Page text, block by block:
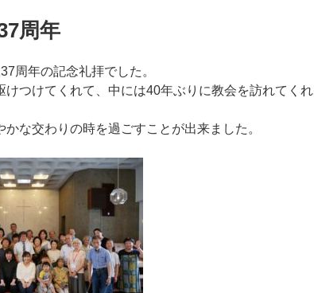
周年
周年の記念礼拝でした。
けつけてくれて、中には40年ぶりに教会を訪れてくれ
かな交わりの時を過ごすことが出来ました。